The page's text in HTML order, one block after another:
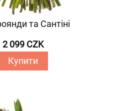
та Сантіні
2 099 CZK
Купити